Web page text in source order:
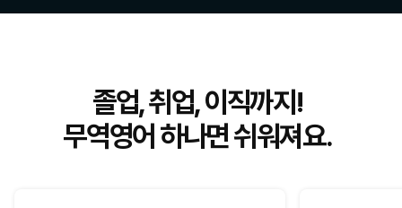
졸업, 취업, 이직까지!
무역영어 하나면 쉬워져요.